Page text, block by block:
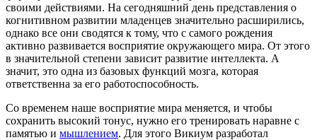
своими действиями. На сегодняшний день представления о
когнитивном развитии младенцев значительно расширились,
однако все они сводятся к тому, что с самого рождения
активно развивается восприятие окружающего мира. От этого
в значительной степени зависит развитие интеллекта. А
значит, это одна из базовых функций мозга, которая
ответственна за его работоспособность.
Со временем наше восприятие мира меняется, и чтобы
сохранить высокий тонус, нужно его тренировать наравне с
памятью и мышлением. Для этого Викиум разработал